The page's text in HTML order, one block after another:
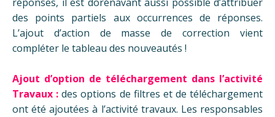
des points partiels aux occurrences de réponses.
L’ajout d’action de masse de correction vient
compléter le tableau des nouveautés !
Ajout d’option de téléchargement dans l’activité
Travaux : des options de filtres et de téléchargement
ont été ajoutées à l’activité travaux. Les responsables